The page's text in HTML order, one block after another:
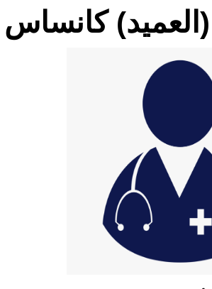
كانساس